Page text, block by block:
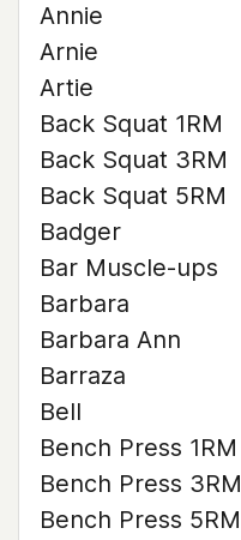
Annie
Arnie
Artie
Back Squat 1RM
Back Squat 3RM
Back Squat 5RM
Badger
Bar Muscle-ups
Barbara
Barbara Ann
Barraza
Bell
Bench Press 1RM
Bench Press 3RM
Bench Press 5RM